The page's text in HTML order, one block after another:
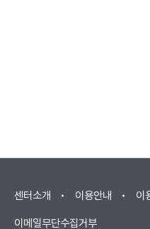
센터소개 이용안내 이
이메일무단수집거부